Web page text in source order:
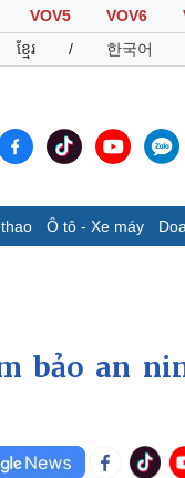
VOV5 VOV6
ខ្មែរ / 한국어
Ô tô - Xe máy
E-Magazine
Infographic
Ô tô - Xe máy
bảo an